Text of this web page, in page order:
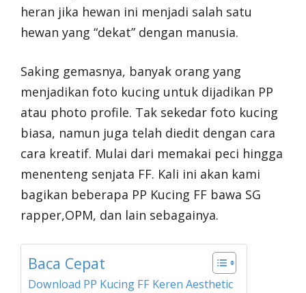
heran jika hewan ini menjadi salah satu
hewan yang “dekat” dengan manusia.
Saking gemasnya, banyak orang yang
menjadikan foto kucing untuk dijadikan PP
atau photo profile. Tak sekedar foto kucing
biasa, namun juga telah diedit dengan cara
cara kreatif. Mulai dari memakai peci hingga
menenteng senjata FF. Kali ini akan kami
bagikan beberapa PP Kucing FF bawa SG
rapper,OPM, dan lain sebagainya.
Baca Cepat
Download PP Kucing FF Keren Aesthetic